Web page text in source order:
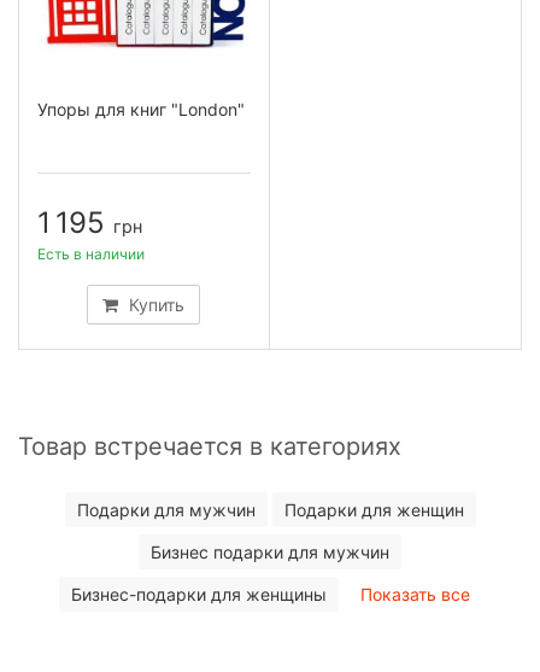
Упоры для книг "London"
1 195 грн
Купить
Есть в наличии
Товар встречается в категориях
Подарки для мужчин Подарки для женщин
Бизнес подарки для мужчин
Бизнес-подарки для женщины Показать все